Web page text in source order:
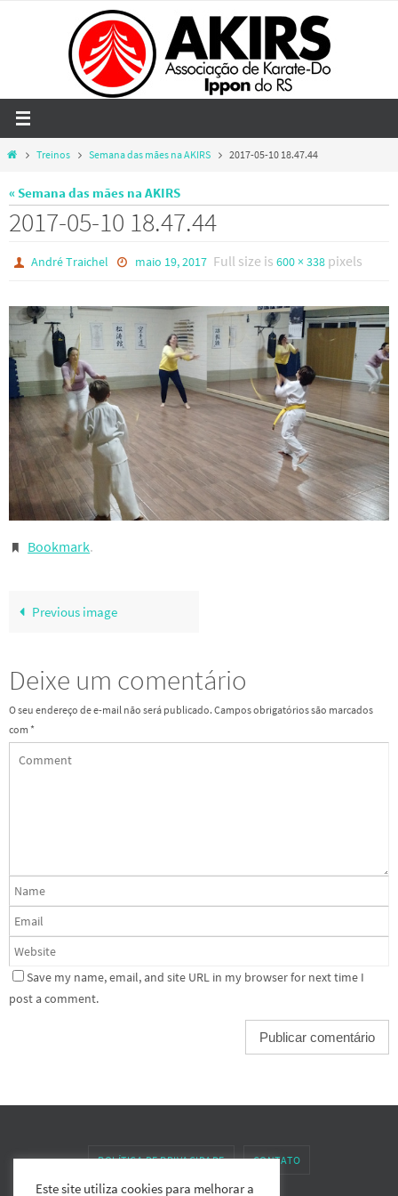
HomeTreinos Semana das mães na AKIRS 2017-05-10 18.47.44
« Semana das mães na AKIRS
2017-05-10 18.47.44
André Traichel maio 19, 2017 Full size is 600 × 338pixels
Bookmark.
Previous image
Deixe um comentário
O seu endereço de e-mail não será publicado. Campos obrigatórios são marcados
com *
Save my name, email, and site URL in my browser for next time I
post a comment.
POLÍTICA DE PRIVACIDADE CONTATO
Este site utiliza cookies para melhorar a